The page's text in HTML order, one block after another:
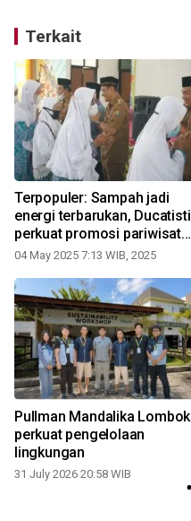
Terkait
Terpopuler: Sampah jadi
energi terbarukan, Ducatisti
perkuat promosi pariwisata
NTB hingga Kemenag
haji
04 May 2025 7:13 WIB, 2025
Pullman Mandalika Lombok
perkuat pengelolaan
lingkungan
31 July 2026 20:58 WIB